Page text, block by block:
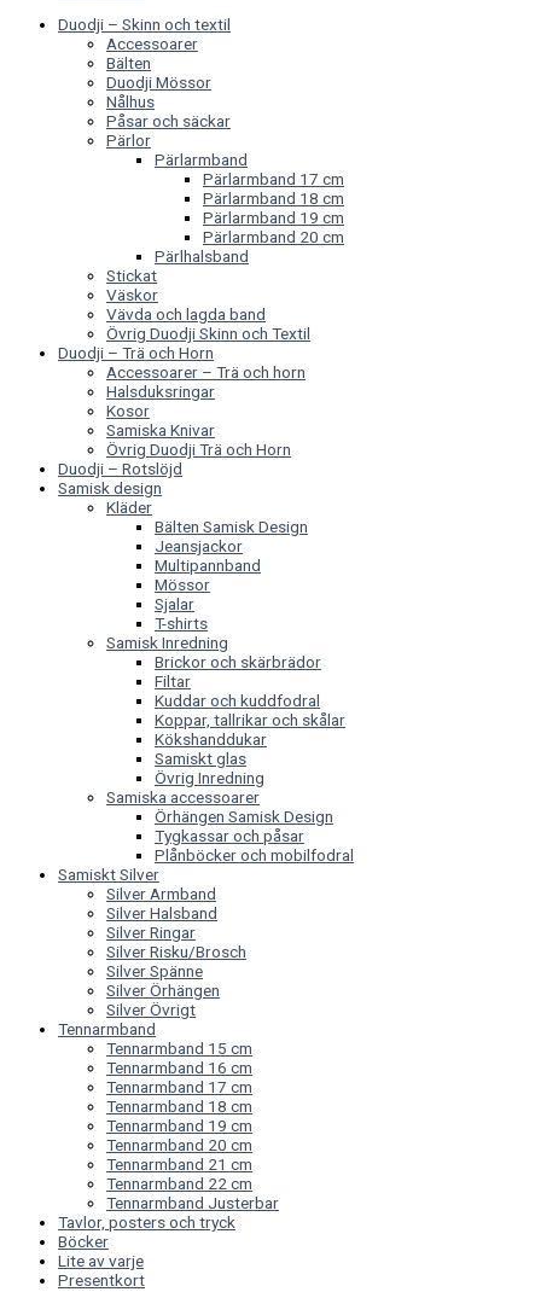
Duodji – Skinn och textil
Accessoarer
Bälten
Duodji Mössor
Nålhus
Påsar och säckar
Pärlor
Pärlarmband
Pärlarmband 17 cm
Pärlarmband 18 cm
Pärlarmband 19 cm
Pärlarmband 20 cm
Pärlhalsband
Stickat
Väskor
Vävda och lagda band
Övrig Duodji Skinn och Textil
Duodji – Trä och Horn
Accessoarer – Trä och horn
Halsduksringar
Kosor
Samiska Knivar
Övrig Duodji Trä och Horn
Duodji – Rotslöjd
Samisk design
Kläder
Bälten Samisk Design
Jeansjackor
Multipannband
Mössor
Sjalar
T-shirts
Samisk Inredning
Brickor och skärbrädor
Filtar
Kuddar och kuddfodral
Koppar, tallrikar och skålar
Kökshanddukar
Samiskt glas
Övrig Inredning
Samiska accessoarer
Örhängen Samisk Design
Tygkassar och påsar
Plånböcker och mobilfodral
Samiskt Silver
Silver Armband
Silver Halsband
Silver Ringar
Silver Risku/Brosch
Silver Spänne
Silver Örhängen
Silver Övrigt
Tennarmband
Tennarmband 15 cm
Tennarmband 16 cm
Tennarmband 17 cm
Tennarmband 18 cm
Tennarmband 19 cm
Tennarmband 20 cm
Tennarmband 21 cm
Tennarmband 22 cm
Tennarmband Justerbar
Tavlor, posters och tryck
Böcker
Lite av varje
Presentkort